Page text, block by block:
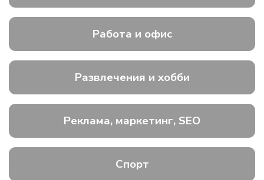
Работа и офис
Развлечения и хобби
Реклама, маркетинг, SEO
Спорт